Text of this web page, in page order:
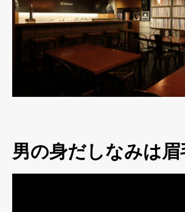
男の身だしなみは眉